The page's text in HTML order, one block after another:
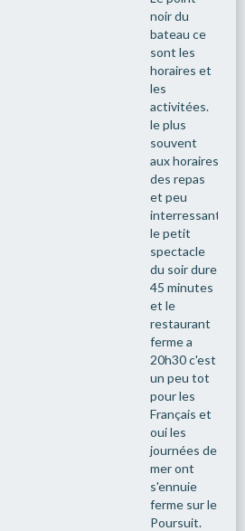
noir du
bateau ce
sont les
horaires et
les
activitées.
le plus
souvent
aux horaires
des repas
et peu
interressantes.
le petit
spectacle
du soir dure
45 minutes
et le
restaurant
ferme a
20h30 c'est
un peu tot
pour les
Français et
oui les
journées de
mer ont
s'ennuie
ferme sur le
Poursuit.